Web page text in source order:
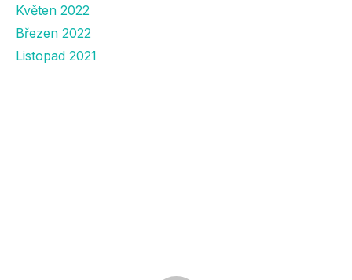
Květen 2022
Březen 2022
Listopad 2021